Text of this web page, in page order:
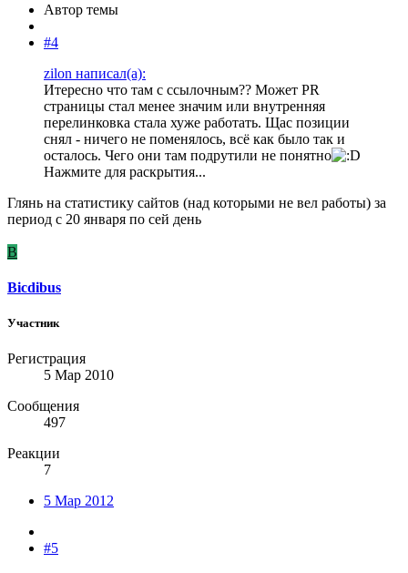
Автор темы
#4
zilon написал(а):
Итересно что там с ссылочным?? Может PR
страницы стал менее значим или внутренняя
перелинковка стала хуже работать. Щас позиции
снял - ничего не поменялось, всё как было так и
осталось. Чего они там подрутили не понятно
Нажмите для раскрытия...
Глянь на статистику сайтов (над которыми не вел работы) за
период с 20 января по сей день
B
Bicdibus
Участник
Регистрация
5 Мар 2010
Сообщения
497
Реакции
7
5 Мар 2012
#5